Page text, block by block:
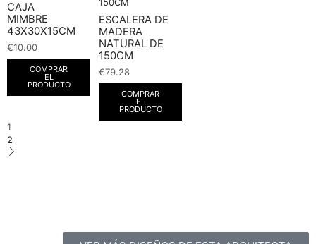
CAJA
MIMBRE
43X30X15CM
€10.00
COMPRAR
EL
PRODUCTO
ESCALERA DE
MADERA
NATURAL DE
150CM
€79.28
COMPRAR
EL
PRODUCTO
1
2